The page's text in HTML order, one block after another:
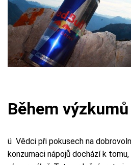
Během
ü Vědci při pokusech na
konzumaci nápojů dochází k tomu,